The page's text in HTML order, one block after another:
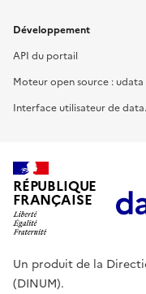
Développement
API du portail
Moteur open source : udata
Interface utilisateur de
RÉPUBLIQUE
FRANÇAISE
Un produit de la
(DINUM).